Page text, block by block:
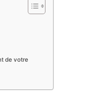
de votre